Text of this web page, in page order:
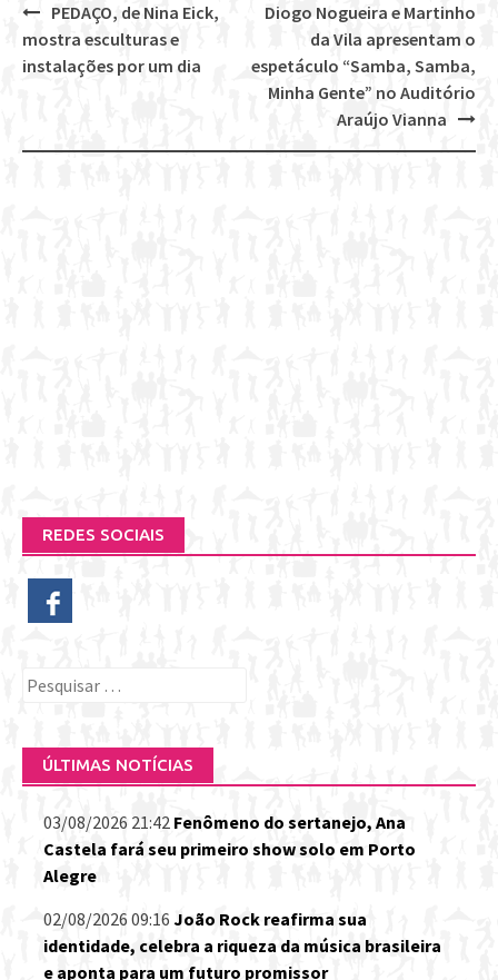
Post
navigation
Diogo Nogueira e Martinho
da Vila apresentam o
espetáculo “Samba, Samba,
Minha Gente” no Auditório
Araújo Vianna
PEDAÇO, de Nina Eick,
mostra esculturas e
instalações por um dia
REDES SOCIAIS
Pesquisar
ÚLTIMAS NOTÍCIAS
03/08/2026 21:42 Fenômeno do sertanejo, Ana
Castela fará seu primeiro show solo em Porto
Alegre
02/08/2026 09:16 João Rock reafirma sua
identidade, celebra a riqueza da música brasileira
e aponta para um futuro promissor